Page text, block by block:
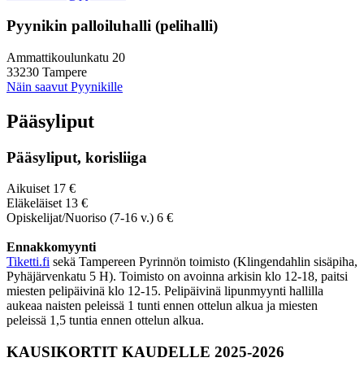
Pyynikin palloiluhalli (pelihalli)
Ammattikoulunkatu 20
33230 Tampere
Näin saavut Pyynikille
Pääsyliput
Pääsyliput, korisliiga
Aikuiset 17 €
Eläkeläiset 13 €
Opiskelijat/Nuoriso (7-16 v.) 6 €
Ennakkomyynti
Tiketti.fi sekä Tampereen Pyrinnön toimisto (Klingendahlin sisäpiha,
Pyhäjärvenkatu 5 H). Toimisto on avoinna arkisin klo 12-18, paitsi
miesten pelipäivinä klo 12-15. Pelipäivinä lipunmyynti hallilla
aukeaa naisten peleissä 1 tunti ennen ottelun alkua ja miesten
peleissä 1,5 tuntia ennen ottelun alkua.
KAUSIKORTIT KAUDELLE 2025-2026